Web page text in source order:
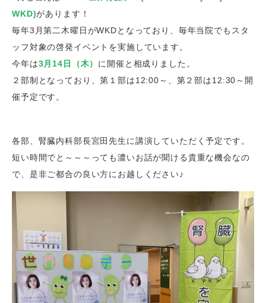
WKD)があります！
毎年3月第二木曜日がWKDとなっており、毎年当院でもスタ
ッフ対象の啓発イベントを実施しています。
今年は3月14日（木） に開催と相成りました。
２部制となっており、第１部は12:00～、第２部は12:30～開
催予定です。
各部、腎臓内科部長宮田先生に講演していただく予定です。
短い時間でと～～～っても濃いお話が聞ける貴重な機会なの
で、是非ご都合の良い方にお越しください♪